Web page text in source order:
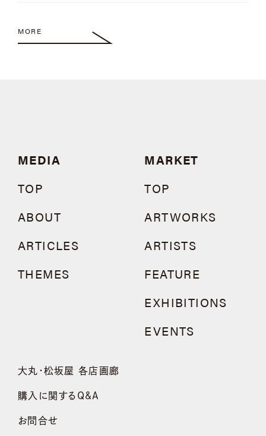
MORE
MEDIA
TOP
ABOUT
ARTICLES
THEMES
MARKET
TOP
ARTWORKS
ARTISTS
FEATURE
EXHIBITIONS
EVENTS
大丸・松坂屋 各店画廊
購入に関するQ&A
お問合せ